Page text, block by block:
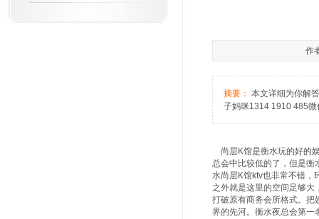
作
摘要： 本文详细为你解
子妈咪1314 1910 485微
尚层K馆是衡水玩的好的
总会中比较低的了，但是衡
水尚层K馆ktv也非常不错，
之外就是这里的空间足够
打破原有商务会所格式。把
界的先河。衡水夜总会第一